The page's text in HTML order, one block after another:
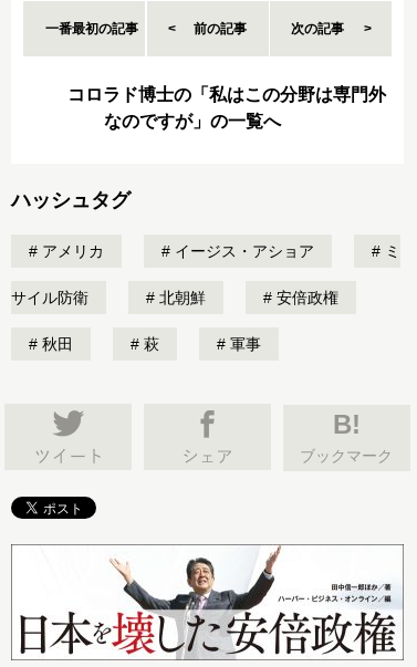
一番最初の記事 前の記事 次の記事
コロラド博士の「私はこの分野は専門外
なのですが」の一覧へ
ハッシュタグ
アメリカ イージス・アショア ミ
サイル防衛 北朝鮮 安倍政権
秋田 萩 軍事
B!
ブックマーク